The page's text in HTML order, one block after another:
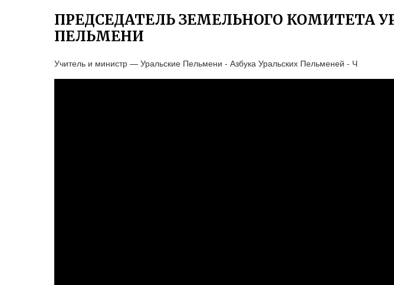
ПРЕДСЕДАТЕЛЬ ЗЕМЕЛЬНОГО КОМИТЕТА
ПЕЛЬМЕНИ
Учитель и министр — Уральские Пельмени - Азбука Уральских Пельменей - Ч